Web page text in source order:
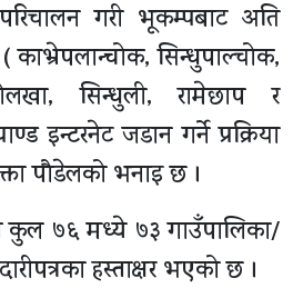
गरी भूकम्पबाट अति
सिन्धुपाल्चोक,
सिन्धुली, रामेछाप र
इन्टरनेट जडान गर्ने प्रक्रिया
पौडेलको भनाइ छ ।
कुल ७६ मध्ये ७३ गाउँपालिका/
हस्ताक्षर भएको छ ।